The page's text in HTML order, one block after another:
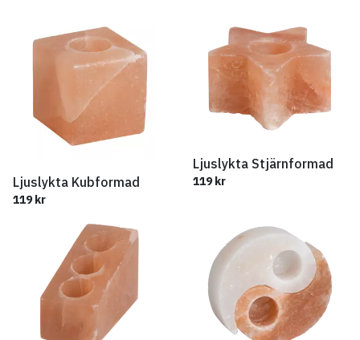
Ljuslykta Kubformad
119 kr
Ljuslykta Stjärnformad
119 kr